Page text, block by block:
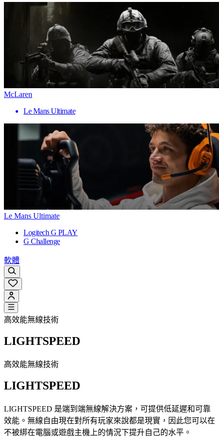
McLaren
Le Mans Ultimate
Le Mans Ultimate
Logitech G PLAY
G Challenge
軟體
高效能無線技術
LIGHTSPEED
高效能無線技術
LIGHTSPEED
LIGHTSPEED 是端到端無線解決方案，可提供低延遲和可靠
效能。無線自由現在對所有玩家來說都是現實，因此您可以在
不被綁在電腦或遊戲主機上的情況下提升自己的水平。